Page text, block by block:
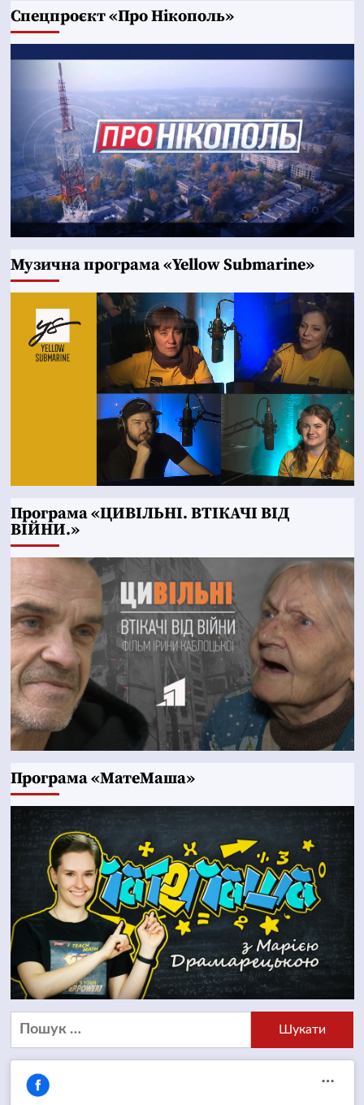
Cпецпроєкт «Про Нікополь»
Музична програма «Yellow Submarine»
Програма «ЦИВІЛЬНІ. ВТІКАЧІ ВІД
ВІЙНИ.»
Програма «МатеМаша»
Пошук: